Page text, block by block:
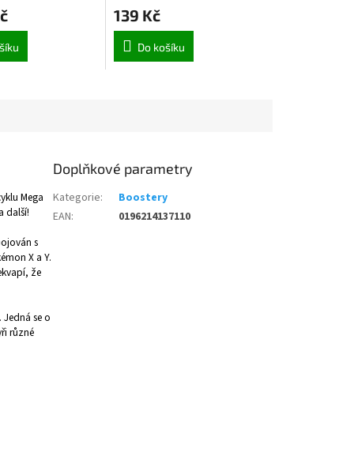
139 Kč
Do košíku
Mega
další!
s
X a Y.
že
se o
různé
Doplňkové parametry
Kategorie:
Boostery
EAN: 0196214137110